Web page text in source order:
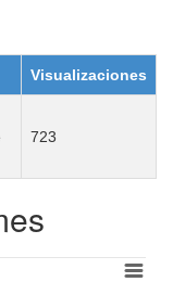
Visualizaciones
723